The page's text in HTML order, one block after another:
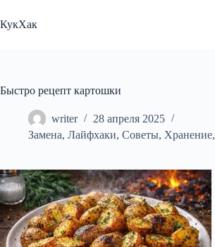
к
сути
КукХак
Быстро рецепт картошки
writer
28 апреля 2025
Замена, Лайфхаки, Советы, Хранение,